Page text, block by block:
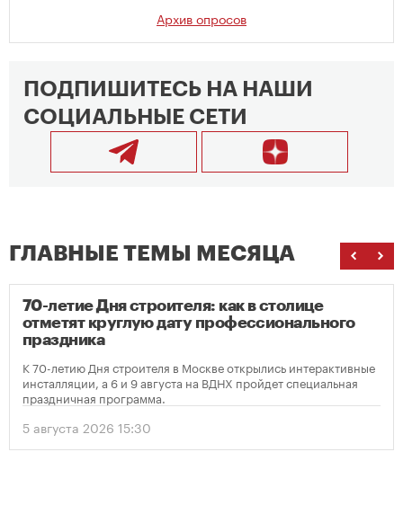
Архив опросов
ПОДПИШИТЕСЬ НА НАШИ
СОЦИАЛЬНЫЕ СЕТИ
ГЛАВНЫЕ ТЕМЫ МЕСЯЦА
70-летие Дня строителя: как в столице
отметят круглую дату профессионального
праздника
К 70-летию Дня строителя в Москве открылись интерактивные
инсталляции, а 6 и 9 августа на ВДНХ пройдет специальная
праздничная программа.
5 августа 2026 15:30